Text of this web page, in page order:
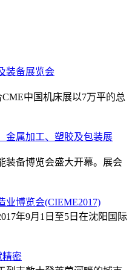
装备展览会
中国机床展以7万平的总
金属加工、塑胶及包装展
装备博览会盛大开幕。展会
业博览会(CIEME2017)
年9月1日至5日在沈阳国际
精密